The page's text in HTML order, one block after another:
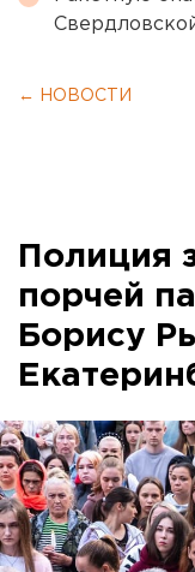
← НОВОСТИ
Полиция
порчей
Борису